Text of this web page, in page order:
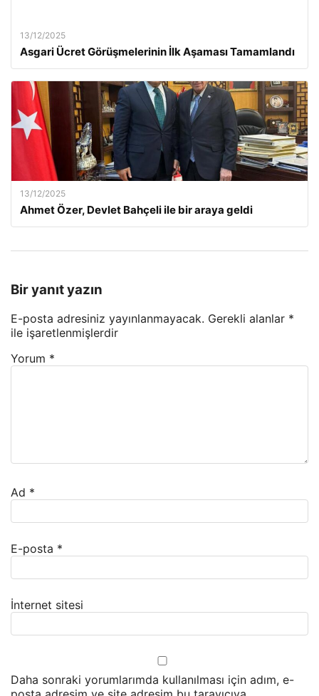
13/12/2025
Asgari Ücret Görüşmelerinin İlk Aşaması Tamamlandı
13/12/2025
Ahmet Özer, Devlet Bahçeli ile bir araya geldi
Bir yanıt yazın
E-posta adresiniz yayınlanmayacak. Gerekli alanlar *
ile işaretlenmişlerdir
Yorum *
Ad *
E-posta *
İnternet sitesi
Daha sonraki yorumlarımda kullanılması için adım, e-